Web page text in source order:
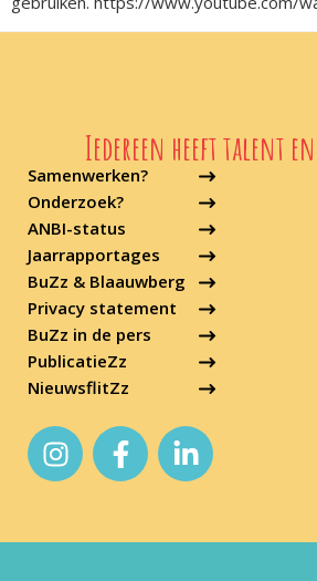
Samenwerken?
Onderzoek?
ANBI-status
Jaarrapportages
BuZz & Blaauwberg
Privacy statement
Iedereen heeft talent
BuZz in de pers
PublicatieZz
NieuwsflitZz